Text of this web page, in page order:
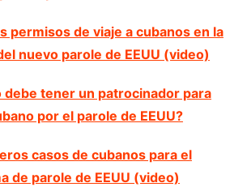
permisos de viaje a cubanos en la
nuevo parole de EEUU (video)
debe tener un patrocinador para
por el parole de EEUU?
casos de cubanos para el
de parole de EEUU (video)